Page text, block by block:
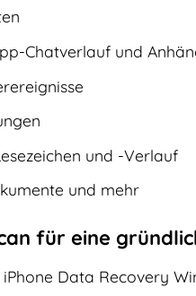
Chatverlauf und
und -Verlauf
und mehr
für eine
iPhone Data Recovery